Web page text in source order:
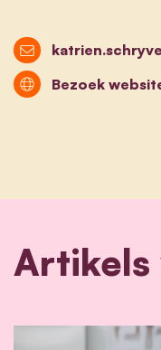
Bezoek
Artikels